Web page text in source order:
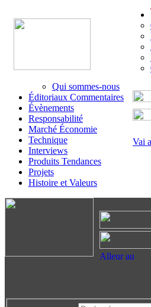
Vai a
Qui sommes-nous
Éditoriaux Commentaires
Évènements
Responsabilité
Marché Économie
Technique
Interviews
Produits Tendances
Projets
Histoire et Valeurs
Alleur au